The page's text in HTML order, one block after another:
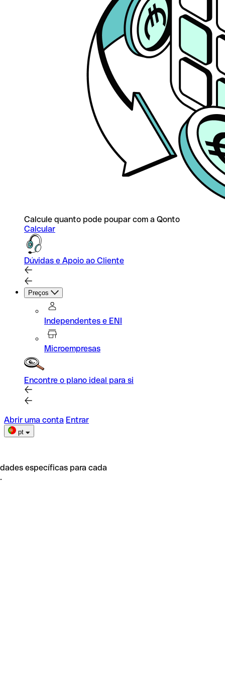
Calcule quanto pode poupar com a Qonto
Calcular
Dúvidas e Apoio ao Cliente
Preços
Independentes e ENI
Microempresas
Encontre o plano ideal para si
Abrir uma conta Entrar
pt
específicas para cada